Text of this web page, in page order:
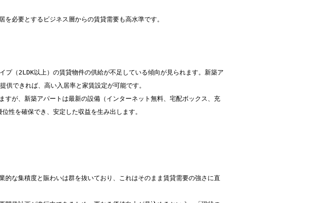
必要とするビジネス層からの賃貸需要も高水準です。
（2LDK以上）の賃貸物件の供給が不足している傾向が見られます。新築ア
できれば、高い入居率と家賃設定が可能です。
が、新築アパートは最新の設備（インターネット無料、宅配ボックス、充
性を確保でき、安定した収益を生み出します。
な集積度と賑わいは群を抜いており、これはそのまま賃貸需要の強さに直